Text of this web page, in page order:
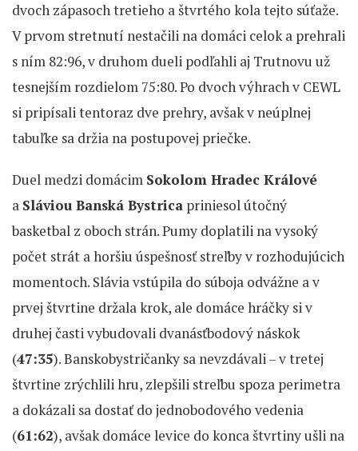
dvoch zápasoch tretieho a štvrtého kola tejto súťaže.
V prvom stretnutí nestačili na domáci celok a prehrali
s ním 82:96, v druhom dueli podľahli aj Trutnovu už
tesnejším rozdielom 75:80. Po dvoch výhrach v CEWL
si pripísali tentoraz dve prehry, avšak v neúplnej
tabuľke sa držia na postupovej priečke.
Duel medzi domácim Sokolom Hradec Králové
a Sláviou Banská Bystrica priniesol útočný
basketbal z oboch strán. Pumy doplatili na vysoký
počet strát a horšiu úspešnosť streľby v rozhodujúcich
momentoch. Slávia vstúpila do súboja odvážne a v
prvej štvrtine držala krok, ale domáce hráčky si v
druhej časti vybudovali dvanásťbodový náskok
(47:35). Banskobystričanky sa nevzdávali – v tretej
štvrtine zrýchlili hru, zlepšili streľbu spoza perimetra
a dokázali sa dostať do jednobodového vedenia
(61:62), avšak domáce levice do konca štvrtiny ušli na